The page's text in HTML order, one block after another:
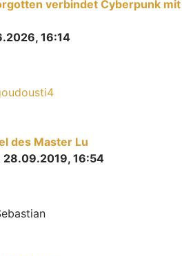
verbindet Cyberpunk mit
16:14
des Master Lu
28.09.2019, 16:54